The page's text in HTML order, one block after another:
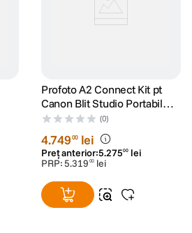
Profoto A2 Connect Kit pt
Canon Blit Studio Portabil
100W cu Declansator
(0)
4.74900 lei
Preț anterior:5.27500 lei
PRP:5.319 00 lei